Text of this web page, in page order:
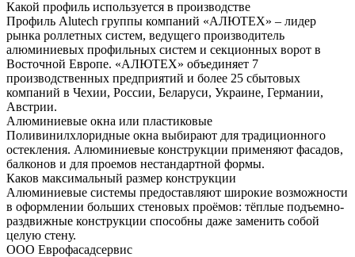
Какой профиль используется в производстве
Профиль Alutech группы компаний «АЛЮТЕХ» – лидер
рынка роллетных систем, ведущего производитель
алюминиевых профильных систем и секционных ворот в
Восточной Европе. «АЛЮТЕХ» объединяет 7
производственных предприятий и более 25 сбытовых
компаний в Чехии, России, Беларуси, Украине, Германии,
Австрии.
Алюминиевые окна или пластиковые
Поливинилхлоридные окна выбирают для традиционного
остекления. Алюминиевые конструкции применяют фасадов,
балконов и для проемов нестандартной формы.
Каков максимальный размер конструкции
Алюминиевые системы предоставляют широкие возможности
в оформлении больших стеновых проёмов: тёплые подъемно-
раздвижные конструкции способны даже заменить собой
целую стену.
ООО Еврофасадсервис